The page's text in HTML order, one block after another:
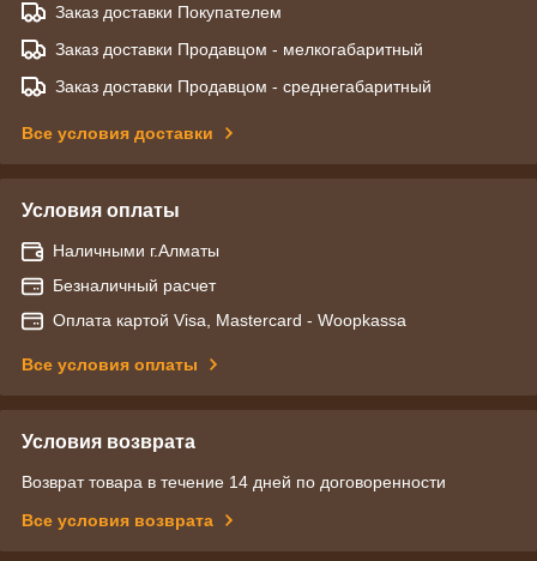
Заказ доставки Покупателем
Заказ доставки Продавцом - мелкогабаритный
Заказ доставки Продавцом - среднегабаритный
Все условия доставки
Условия оплаты
Наличными г.Алматы
Безналичный расчет
Оплата картой Visa, Mastercard - Woopkassa
Все условия оплаты
Условия возврата
Возврат товара в течение 14 дней по договоренности
Все условия возврата